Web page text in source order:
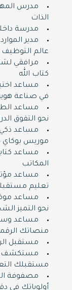
مدرس
الذات
مدرسة
مدير
عالم التوظيف
مرافقي
كتاب الله
مساعد
في صناعة
مساعد
نحو التفوق
مساعد ذكي
موريس بوكاي
مساعد كتابة
المكاتب
مساعد
تعليم
مساعد
نحو التميز
مساعد
منصاتك
مستقبل
مستكشف
مستقبلك
مصفوفة
أولوياتك في